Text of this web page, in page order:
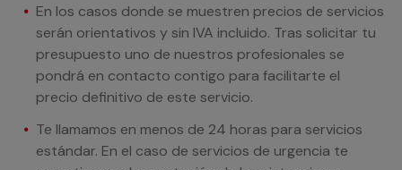
En los casos donde se muestren precios de servicios
serán orientativos y sin IVA incluido. Tras solicitar tu
presupuesto uno de nuestros profesionales se
pondrá en contacto contigo para facilitarte el
precio definitivo de este servicio.
Te llamamos en menos de 24 horas para servicios
estándar. En el caso de servicios de urgencia te